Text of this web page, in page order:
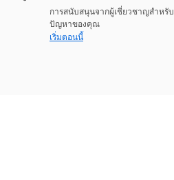
การสนับสนุนจากผู้เชี่ยวชาญสำหรับ
ปัญหาของคุณ
เริ่มตอนนี้